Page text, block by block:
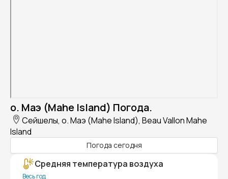
о. Маэ (Mahe Island) Погода.
Сейшелы, о. Маэ (Mahe Island), Beau Vallon Mahe
Island
Погода сегодня
Средняя температура воздуха
Весь год